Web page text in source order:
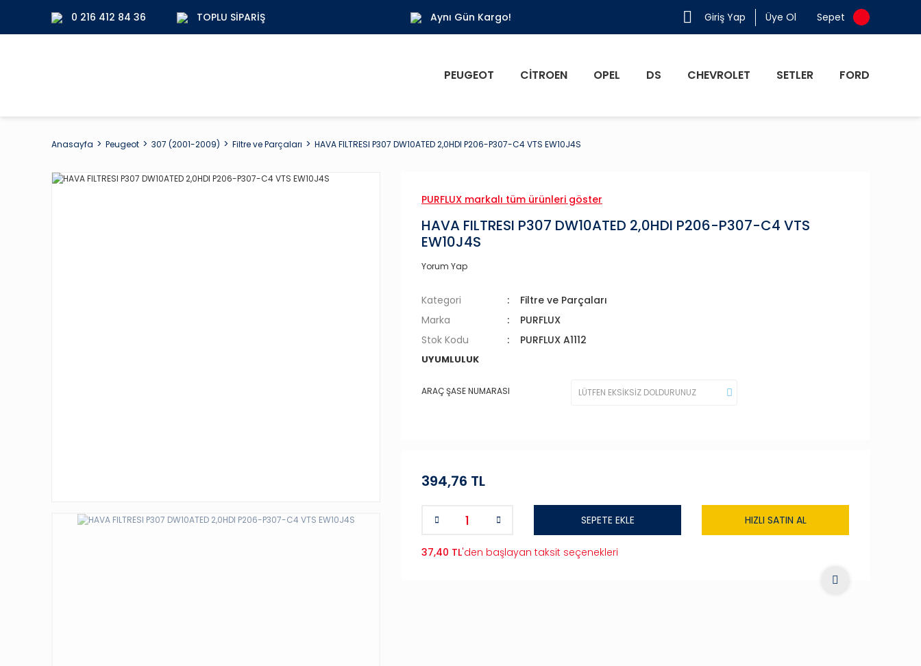
0 216 412 84 36 TOPLU SIPARIŞ Aynı Gün Kargo! Giriş Yap Üye Ol Sepet
PEUGEOT CITROEN OPEL DS CHEVROLET SETLER FORD
Anasayfa Peugeot 307 (2001-2009) Filtre ve Parçaları HAVA FILTRESI P307 DW10ATED 2,0HDI P206-P307-C4 VTS EW10J4S
PURFLUX markalı tüm ürünleri göster
HAVA FILTRESI P307 DW10ATED 2,0HDI P206-P307-C4 VTS
EW10J4S
Yorum Yap
Kategori
Filtre ve Parçaları
Marka
PURFLUX
Stok Kodu
PURFLUX A1112
UYUMLULUK
ARAÇ ŞASE NUMARASI
394,76 TL
SEPETE EKLE HIZLI SATIN AL
37,40 TL'den başlayan taksit seçenekleri